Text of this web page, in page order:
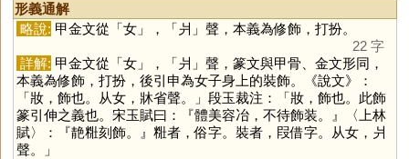
形義通解
略說: 甲金文從「女」，「爿 」聲，本義為修飾，打扮。
22 字
詳解: 甲金文從「女」，「爿 」聲，篆文與甲骨、金文形同，
本義為修飾，打扮，後引申為女子身上的裝飾。《說文》：
「妝，飾也。从女，牀省聲。」段玉裁注：「妝，飾也。此飾
篆引伸之義也。宋玉賦曰：『體美容冶，不待飾装。』〈上林
賦〉：『靘䊋刻飾。』䊋者，俗字。裝者，叚借字。从女，爿
聲。」